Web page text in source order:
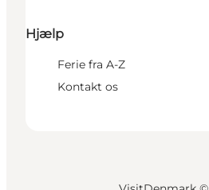
Hjælp
Ferie fra A-Z
Kontakt os